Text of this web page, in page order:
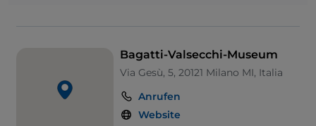
Bagatti-Valsecchi-Museum
Via Gesù, 5, 20121 Milano MI, Italia
Anrufen
Website